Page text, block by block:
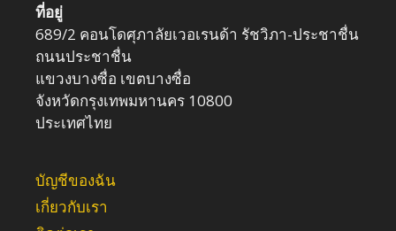
ที่อยู่
689/2 คอนโดศุภาลัยเวอเรนด้า รัชวิภา-ประชาชื่น
ถนนประชาชื่น
แขวงบางซื่อ เขตบางซื่อ
จังหวัดกรุงเทพมหานคร 10800
ประเทศไทย
บัญชีของฉัน
เกี่ยวกับเรา